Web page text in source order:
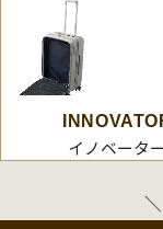
イノベーター